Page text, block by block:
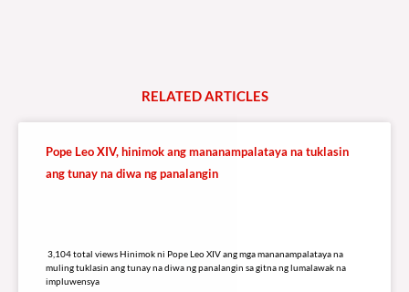
RELATEDARTICLES
Pope Leo XIV, hinimok ang mananampalataya na tuklasin
ang tunay na diwa ng panalangin
3,104 total views Hinimok ni Pope Leo XIV ang mga mananampalataya na
muling tuklasin ang tunay na diwa ng panalangin sa gitna ng lumalawak na
impluwensya